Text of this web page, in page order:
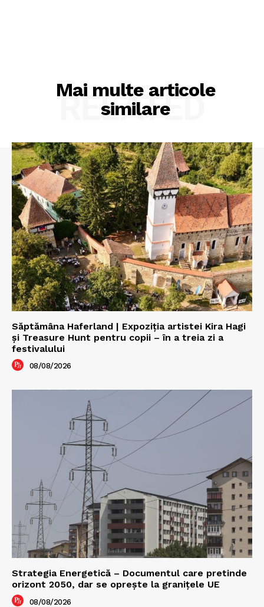
Mai multe articole
similare
RELATED
Săptămâna Haferland | Expoziţia artistei Kira Hagi
şi Treasure Hunt pentru copii – în a treia zi a
festivalului
08/08/2026
Strategia Energetică – Documentul care pretinde
orizont 2050, dar se oprește la granițele UE
08/08/2026